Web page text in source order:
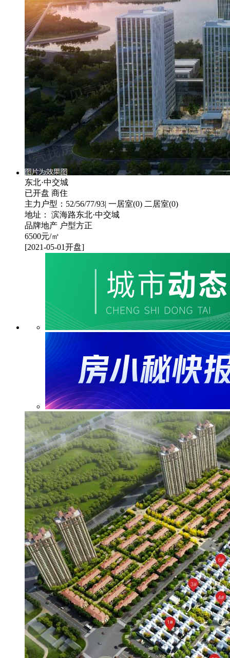
东北·中交城
已开盘 商住
主力户型：52/56/77/93| 一居室(0) 二居室(0)
地址： 滨海路东北·中交城
品牌地产 户型方正
6500元/㎡
[2021-05-01开盘]